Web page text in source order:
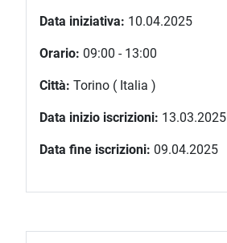
Data iniziativa: 10.04.2025
Orario: 09:00 - 13:00
Città: Torino ( Italia )
Data inizio iscrizioni: 13.03.2025
Data fine iscrizioni: 09.04.2025